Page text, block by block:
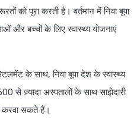
को पूरा करती है। वर्तमान में निवा बूपा
और बच्चों के लिए स्वास्थ्य योजनाएं
के साथ, निवा बूपा देश के स्वास्थ्य
से ज़्यादा अस्पतालों के साथ साझेदारी
सकते हैं।